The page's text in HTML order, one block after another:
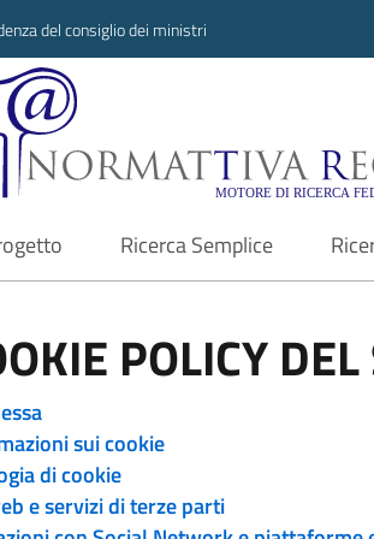
del consiglio dei ministri
Ricerca Semplice
POLICY
sui cookie
di cookie
e servizi di terze parti